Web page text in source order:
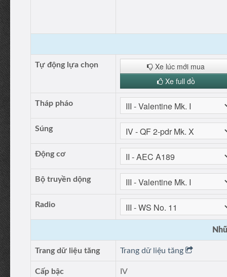
Tự động lựa chọn
Xe lúc mới mua
Xe full đồ
Tháp pháo
Súng
Động cơ
Bộ truyền dộng
Radio
Trang dữ liệu tăng Trang dữ liệu tăng
Cấp bậc IV